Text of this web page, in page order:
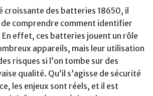
croissante des batteries 18650, il
comprendre comment identifier
effet, ces batteries jouent un rôle
appareils, mais leur utilisation
risques si l’on tombe sur des
qualité. Qu’il s’agisse de sécurité
les enjeux sont réels, et il est